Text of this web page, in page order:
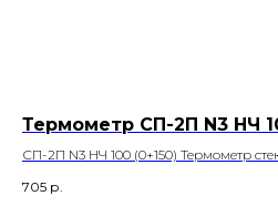
Термометр СП-2П N3 НЧ
СП-2П N3 НЧ 100 (0+150) Термометр
705 р.